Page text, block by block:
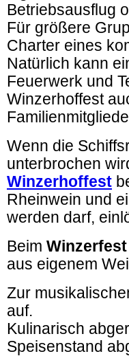
Betriebsausflug
Für größere
Charter eines
Natürlich kann
Feuerwerk und
Winzerhoffest
Wenn die
unterbrochen
Winzerhoffest
Rheinwein und
werden darf,
Beim Winzerfest
aus eigenem
Zur
auf.
Kulinarisch
Speisenstand